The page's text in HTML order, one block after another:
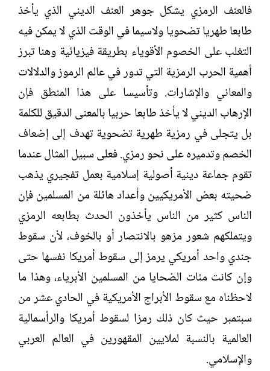
فالعنف الرمزي يشكل جوهر العنف الديني الذي يأخذ
طابعا طهريا تضحويا ولاسيما في الوقت الذي لا يمكن فيه
التغلب على الخصوم الأقوياء بطريقة فيزيائية وهنا تبرز
أهمية الحرب الرمزية التي تدور في عالم الرموز والدلالات
والمعاني والإشارات. وتأسيسا على هذا المنطق فإن
الإرهاب الديني لا يأخذ طابعا حربيا بالمعنى الدقيق للكلمة
بل يتجلى في رمزية طهرية تضحوية تهدف إلى إضعاف
الخصم وتدميره على نحو رمزي. فعلى سبيل المثال عندما
تقوم جماعة دينية أصولية إسلامية بعمل تفجيري يذهب
ضحيته بعض الأمريكيين وأعداد هائلة من المسلمين فإن
الناس كثير من الناس يأخذون الحدث بطابعه الرمزي
ويتملكهم شعور مزهو بالانتصار أو بالخوف، لأن سقوط
جندي واحد أمريكي يرمز إلى سقوط أمريكا نفسها حتى
وإن كانت مئات الضحايا من المسلمين الأبرياء، وهذا ما
لاحظناه مع سقوط الأبراج الأمريكية في الحادي عشر من
سبتمبر حيث كان ذلك رمزا لسقوط أمريكا والرأسمالية
العالمية بالنسبة لملايين المقهورين في العالم العربي
والإسلامي.